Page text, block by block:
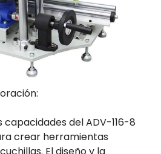
capacidades del ADV-116-8
crear herramientas